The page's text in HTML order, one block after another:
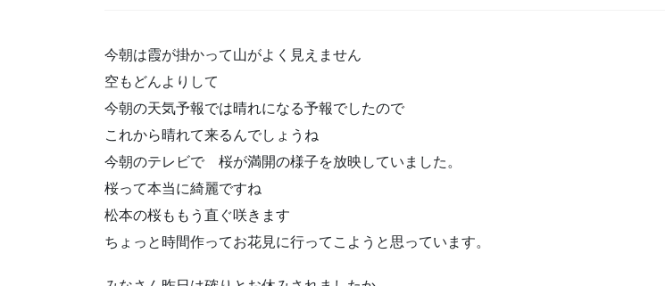
今朝は霞が掛かって山がよく見えません
空もどんよりして
今朝の天気予報では晴れになる予報でしたので
これから晴れて来るんでしょうね
今朝のテレビで 桜が満開の様子を放映していました。
桜って本当に綺麗ですね
松本の桜ももう直ぐ咲きます
ちょっと時間作ってお花見に行ってこようと思っています。